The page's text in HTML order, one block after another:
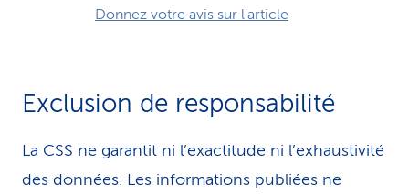
Donnez votre avis sur l'article
Exclusion de responsabilité
La CSS ne garantit ni l’exactitude ni l’exhaustivité
des données. Les infor­ma­tions publiées ne